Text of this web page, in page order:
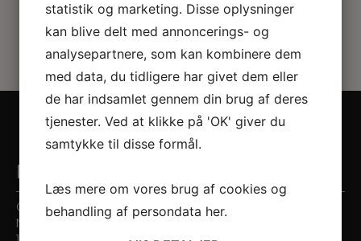
Kontaktinformation
Citytandlægerne
Nygade 7
statistik og marketing. Disse oplysninger
kan blive delt med annoncerings- og
analysepartnere, som kan kombinere dem
med data, du tidligere har givet dem eller
de har indsamlet gennem din brug af deres
tjenester. Ved at klikke på 'OK' giver du
samtykke til disse formål.
Læs mere om vores brug af cookies og
behandling af persondata her.